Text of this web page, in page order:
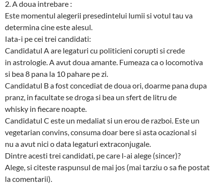
2. A doua intrebare :
Este momentul alegerii presedintelui lumii si votul tau va
determina cine este alesul.
Iata-i pe cei trei candidati:
Candidatul A are legaturi cu politicieni corupti si crede
in astrologie. A avut doua amante. Fumeaza ca o locomotiva
si bea 8 pana la 10 pahare pe zi.
Candidatul B a fost concediat de doua ori, doarme pana dupa
pranz, in facultate se droga si bea un sfert de litru de
whisky in fiecare noapte.
Candidatul C este un medaliat si un erou de razboi. Este un
vegetarian convins, consuma doar bere si asta ocazional si
nu a avut nici o data legaturi extraconjugale.
Dintre acesti trei candidati, pe care l-ai alege (sincer)?
Alege, si citeste raspunsul de mai jos (mai tarziu o sa fie postat
la comentarii).